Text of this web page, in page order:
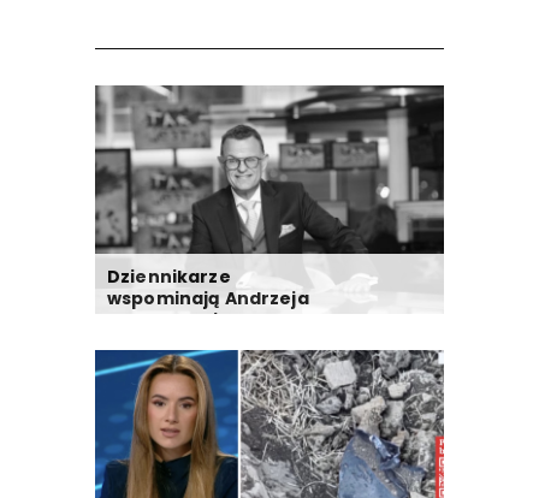
Dziennikarze
wspominają Andrzeja
Morozowskiego